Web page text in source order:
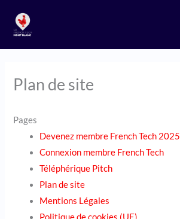
contenu
Plan de site
Pages
Devenez membre French Tech 2025
Connexion membre French Tech
Téléphérique Pitch
Plan de site
Mentions Légales
Politique de cookies (UE)